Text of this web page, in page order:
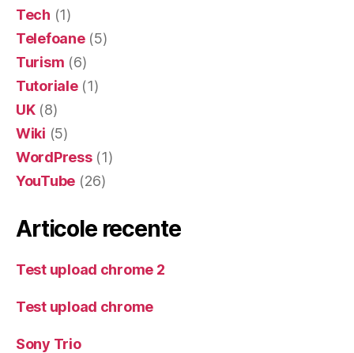
Tech (1)
Telefoane(5)
Turism (6)
Tutoriale(1)
UK(8)
Wiki (5)
WordPress(1)
YouTube (26)
Articole recente
Test upload chrome 2
Test upload chrome
Sony Trio